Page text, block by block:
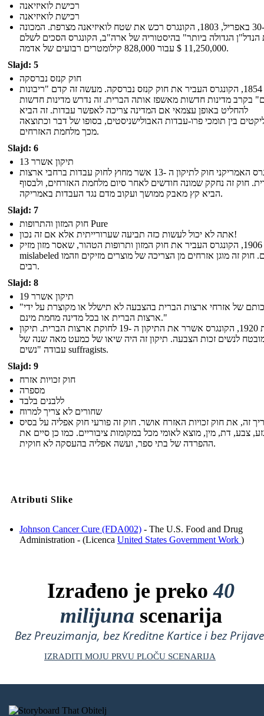
רכישת לואיזיאנה
רכישת לואיזיאנה
ב -30 באפריל, 1803, הקונגרס רכש את שטח לואיזיאנה מצרפת. המכונה
הגדולה ביותר" בהיסטוריה של ארה"ב, הקונגרס הסכים לשלם
11,250,000 $ עבור 828,000 קילומטרים רבועים של אדמה.
Slajd: 5
חוק קנזס נברסקה
בשנת 1854, הקונגרס העביר את חוק קנזס נברסקה. מעשה זה קדם "ריבונות
בקרב מדינות חדשות מאשפז אותה הברית. זה נדרש מדינות חדשות
להחליט באופן עצמאי אם המדינה צריכה לאפשר עבדות. זה הביא
בין תומכי פרו-עבדות האבולישניסטים, בסופו של דבר וכתוצאה
מכך מלחמת האזרחים.
Slajd: 6
13 תיקון אשרר
הקונגרס האמריקני חוק לתיקון ה -13 אשר מחוץ לחוק עבדות ברחבי ארצות
חוק זה נחקק שמונה חודשים לאחר סיום מלחמת האזרחים, ולבסוף
הביא קץ מאבק ממושך ועקוב מדם נגד העבדות באמריקה.
Slajd: 7
חוק המזון והתרופות Pure
אתה לא יכול לעשות כזה תביעה שערורייתית אלא אם זה נכון!
בשנת 1906, הקונגרס העביר את חוק המזון ותרופות הטהור, שאסר מזון מזיק
mislabeled וסמים. חוק זה מוגן אזרחים מן הצריכה של מוצרים מזיקים וזהמו
רבים.
Slajd: 8
19 תיקון אשרר
"זכותם של אזרחי ארצות הברית בהצבעה לא תישלל או מקוצרת על ידי
ארצות הברית או בכל מדינה מחמת מינם."
בשנת 1920, הקונגרס אשרר את התיקון ה -19 לחוקת ארצות הברית. תיקון
לנשים זכות הצבעה. תיקון זה היה שיאו של כמעט מאה שנה של
עבודה "נשים suffragists.
Slajd: 9
חוק זכויות אזרח
מספרה
ללבנים בלבד
שחורים לא צריך למרוח
זה, את חוק זכויות האזרח אושר. חוק זה פורעי חוק אפליה על בסיס
צבע, דת, מין, מוצא לאומי מכל במקומות ציבוריים. כמו כן סיים את
ההפרדה של בתי ספר, ועשה אפליה בהעסקה לא חוקית.
Atributi Slike
Johnson Cancer Cure (FDA002) - The U.S. Food and Drug
Administration - (Licenca United States Government Work )
Izrađeno je preko40
milijuna scenarija
Bez Preuzimanja, bez Kreditne Kartice i bez
IZRADITI MOJU PRVU PLOČU SCENARIJA